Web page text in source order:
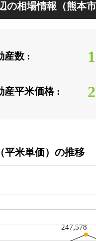
の相場情報（熊本
産数 :
産平米価格 :
平米単価）の推移
247,578